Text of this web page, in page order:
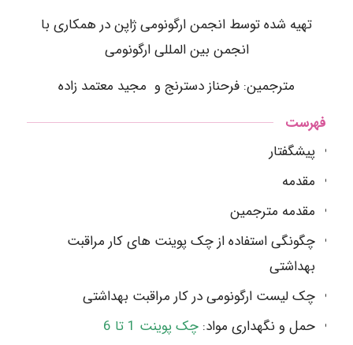
تهیه شده توسط انجمن ارگونومی ژاپن در همکاری با
انجمن بین المللی ارگونومی
مترجمین: فرحناز دسترنج و مجید معتمد زاده
فهرست
پیشگفتار
مقدمه
مقدمه مترجمین
چگونگی استفاده از چک پوینت های کار مراقبت
بهداشتی
چک لیست ارگونومی در کار مراقبت بهداشتی
حمل و نگهداری مواد: چک پوینت 1 تا 6